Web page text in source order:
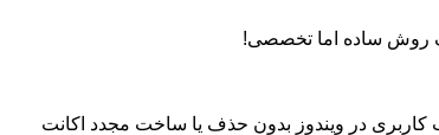
روش ساده اما تخصصی!
کاربری در ویندوز بدون حذف یا ساخت مجدد اکانت